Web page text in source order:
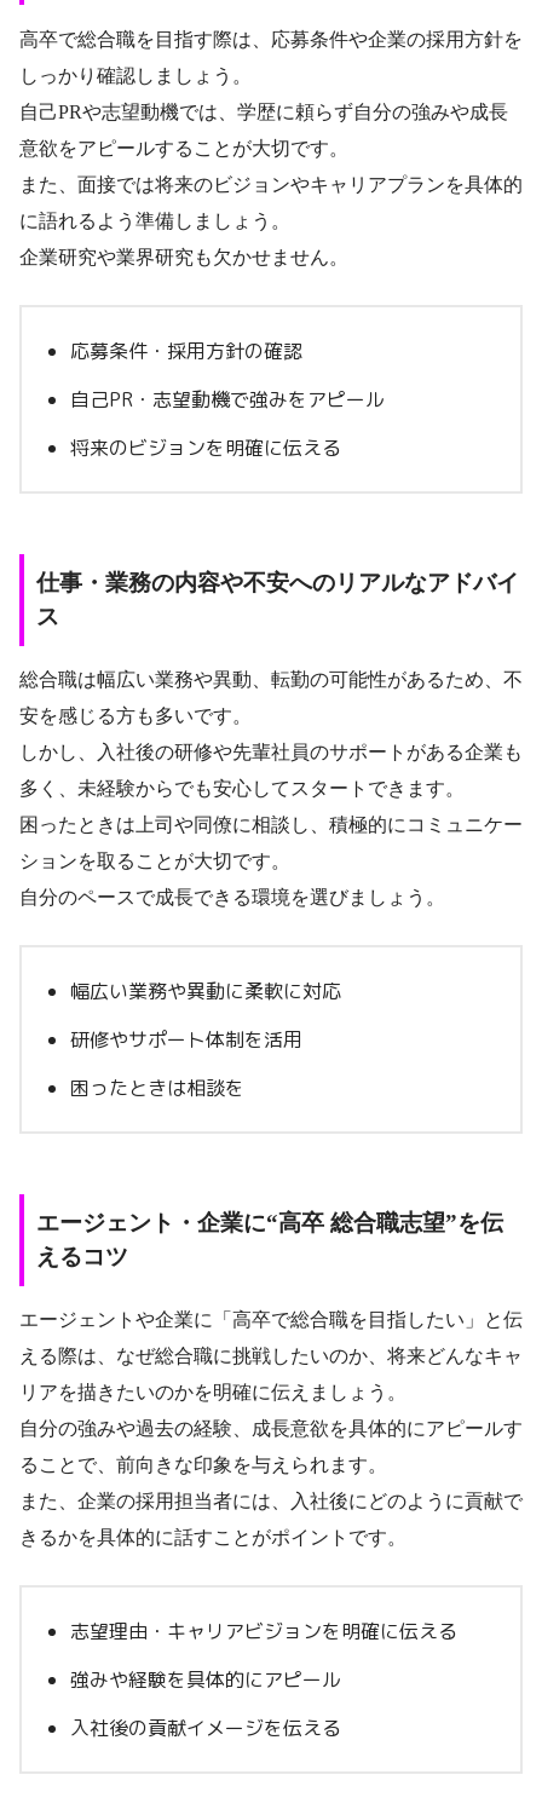
高卒で総合職を目指す際は、応募条件や企業の採用方針を
しっかり確認しましょう。
自己PRや志望動機では、学歴に頼らず自分の強みや成長
意欲をアピールすることが大切です。
また、面接では将来のビジョンやキャリアプランを具体的
に語れるよう準備しましょう。
企業研究や業界研究も欠かせません。
応募条件・採用方針の確認
自己PR・志望動機で強みをアピール
将来のビジョンを明確に伝える
仕事・業務の内容や不安へのリアルなアドバイ
ス
総合職は幅広い業務や異動、転勤の可能性があるため、不
安を感じる方も多いです。
しかし、入社後の研修や先輩社員のサポートがある企業も
多く、未経験からでも安心してスタートできます。
困ったときは上司や同僚に相談し、積極的にコミュニケー
ションを取ることが大切です。
自分のペースで成長できる環境を選びましょう。
幅広い業務や異動に柔軟に対応
研修やサポート体制を活用
困ったときは相談を
エージェント・企業に“高卒 総合職志望”を伝
えるコツ
エージェントや企業に「高卒で総合職を目指したい」と伝
える際は、なぜ総合職に挑戦したいのか、将来どんなキャ
リアを描きたいのかを明確に伝えましょう。
自分の強みや過去の経験、成長意欲を具体的にアピールす
ることで、前向きな印象を与えられます。
また、企業の採用担当者には、入社後にどのように貢献で
きるかを具体的に話すことがポイントです。
志望理由・キャリアビジョンを明確に伝える
強みや経験を具体的にアピール
入社後の貢献イメージを伝える